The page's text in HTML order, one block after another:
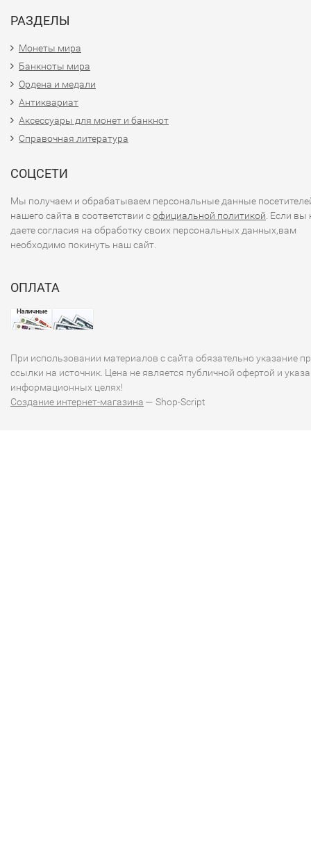
РАЗДЕЛЫ
Монеты мира
Банкноты мира
Ордена и медали
Антиквариат
Аксессуары для монет и банкнот
Справочная литература
СОЦСЕТИ
Мы получаем и обрабатываем персональные данные
нашего сайта в соответствии софициальной политикой. Если вы
даете согласия на обработку своих персональных данных,вам
необходимо покинуть наш сайт.
ОПЛАТА
При использовании материалов с сайта обязательно указание
ссылки на источник. Цена не является публичной офертой и
информационных целях!
Создание интернет-магазина — Shop-Script